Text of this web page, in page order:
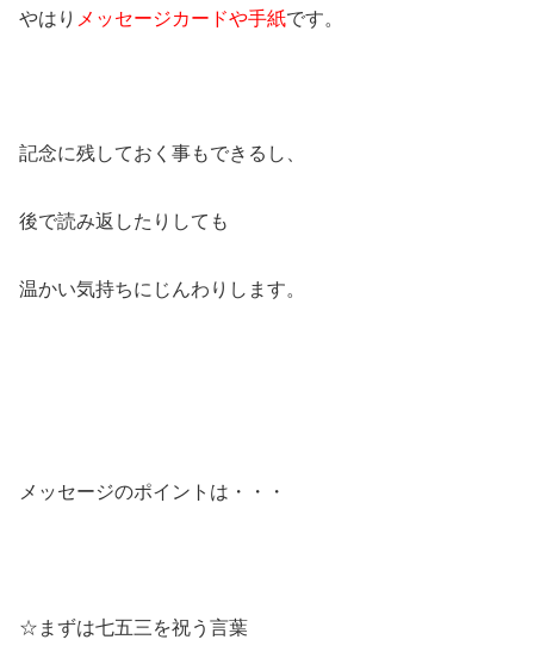
やはり メッセージカードや手紙です。
記念に残しておく事もできるし、
後で読み返したりしても
温かい気持ちにじんわりします。
メッセージのポイントは・・・
☆まずは七五三を祝う言葉